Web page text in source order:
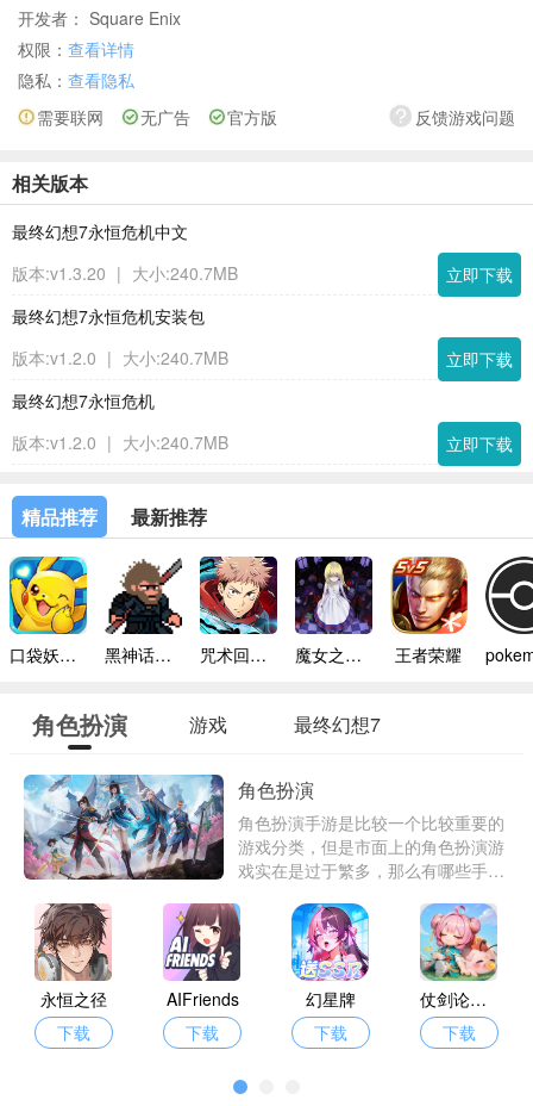
开发者： Square Enix
权限： 查看详情
隐私： 查看隐私
反馈游戏问题
需要联网 无广告 官方版
相关版本
最终幻想7永恒危机中文
版本:v1.3.20 | 大小:240.7MB
立即下载
最终幻想7永恒危机安装包
版本:v1.2.0 | 大小:240.7MB
立即下载
最终幻想7永恒危机
版本:v1.2.0 | 大小:240.7MB 立即下载
精品推荐 最新推荐
口袋妖怪模拟器手机版 黑神话悟空像素版内置菜单 咒术回战幻影巡游台服 魔女之家手机版 王者荣耀
角色扮演 游戏 最终幻想7
角色扮演
角色扮演手游是比较一个比较重要的
游戏分类，但是市面上的角色扮演游
戏实在是过于繁多，那么有哪些手机
解决玩家心目之中的问题特意带来了
一批优质的角色扮演手游。
永恒之径
下载
AIFriends
下载
幻星牌
下载
仗剑论三界
下载